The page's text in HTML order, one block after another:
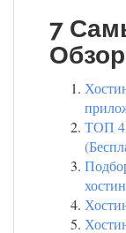
7
ТОП 4